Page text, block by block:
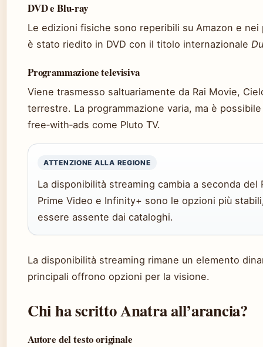
DVD e Blu‑ray
Le edizioni fisiche sono reperibili su Amazon e
è stato riedito in DVD con il titolo internazionale
Programmazione televisiva
Viene trasmesso saltuariamente da Rai Movie,
terrestre. La programmazione varia, ma è
free‑with‑ads come Pluto TV.
ATTENZIONE ALLA REGIONE
La disponibilità streaming cambia a seconda del
Prime Video e Infinity+ sono le opzioni più
essere assente dai cataloghi.
La disponibilità streaming rimane un elemento
principali offrono opzioni per la visione.
Chi ha scritto Anatra all’arancia?
Autore del testo originale